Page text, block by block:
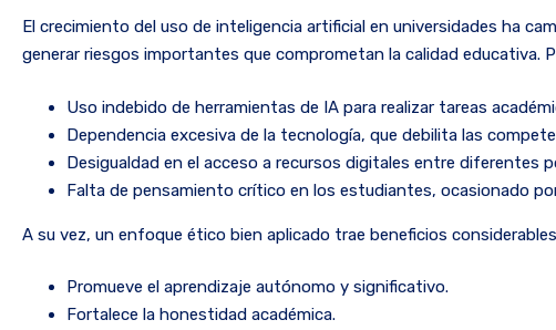
El crecimiento del uso de inteligencia artificial en universidades ha
generar riesgos importantes que comprometan la calidad educativa.
Uso indebido de herramientas de IA para realizar tareas
Dependencia excesiva de la tecnología, que debilita las
Desigualdad en el acceso a recursos digitales entre diferentes
Falta de pensamiento crítico en los estudiantes, ocasionado
A su vez, un enfoque ético bien aplicado trae beneficios
Promueve el aprendizaje autónomo y significativo.
Fortalece la honestidad académica.